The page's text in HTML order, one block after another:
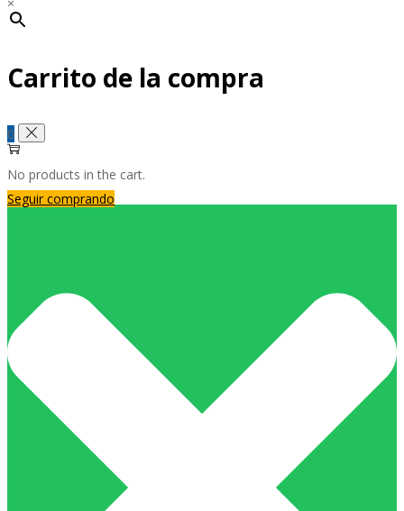
Carrito de la compra
0
No products in the cart.
Seguir comprando